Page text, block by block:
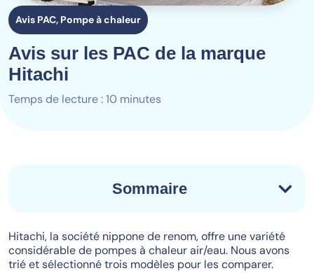
Avis PAC, Pompe à chaleur
Avis sur les PAC de la marque
Hitachi
Temps de lecture : 10 minutes
Sommaire
Hitachi, la société nippone de renom, offre une variété
considérable de pompes à chaleur air/eau. Nous avons
trié et sélectionné trois modèles pour les comparer.